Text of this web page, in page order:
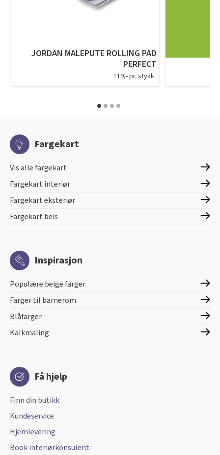
JORDAN MALEPUTE ROLLING PAD
PERFECT
119,- pr. stykk
Fargekart
Vis alle fargekart
Fargekart interiør
Fargekart eksteriør
Fargekart beis
Inspirasjon
Populære beige farger
Farger til barnerom
Blåfarger
Kalkmaling
Få hjelp
Finn din butikk
Kundeservice
Hjemlevering
Book interiørkonsulent